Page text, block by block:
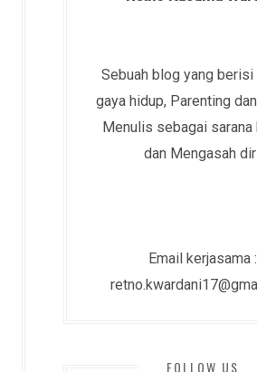
Sebuah blog yang berisi
gaya hidup, Parenting
Menulis sebagai sarana
dan Mengasah
Email kerjasama :
FOLLOW US